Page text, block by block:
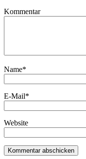
Kommentar
Name*
E-Mail*
Website